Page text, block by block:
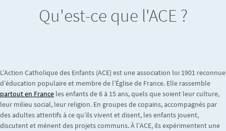
Qu'est-ce que l'ACE ?
L’Action Catholique des Enfants (ACE) est une association loi 1901 reconnue
d’éducation populaire et membre de l’Église de France. Elle rassemble
partout en France les enfants de 6 à 15 ans, quels que soient leur culture,
leur milieu social, leur religion. En groupes de copains, accompagnés par
des adultes attentifs à ce qu’ils vivent et disent, les enfants jouent,
discutent et mènent des projets communs. À l’ACE, ils expérimentent une